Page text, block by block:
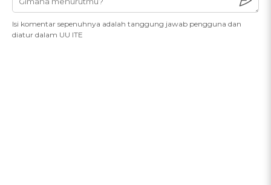
Isi komentar sepenuhnya adalah tanggung jawab pengguna dan
diatur dalam UU ITE